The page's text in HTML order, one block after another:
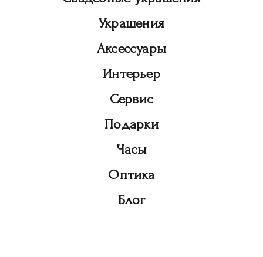
Украшения
Аксессуары
Интерьер
Сервис
Подарки
Часы
Оптика
Блог